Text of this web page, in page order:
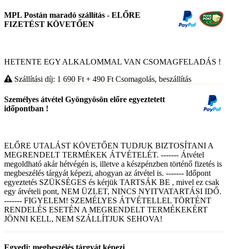
MPL Postán maradó szállítás - ELŐRE
FIZETÉST KÖVETŐEN
HETENTE EGY ALKALOMMAL VAN CSOMAGFELADÁS !
Szállítási díj: 1 690 Ft + 490 Ft Csomagolás, beszállítás
Személyes átvétel Gyöngyösön előre egyeztetett
időpontban !
ELŐRE UTALÁST KÖVETŐEN TUDJUK BIZTOSÍTANI A
MEGRENDELT TERMÉKEK ÁTVÉTELÉT. ------- Átvétel
megoldható akár hétvégén is, illetve a készpénzben történő fizetés is
megbeszélés tárgyát képezi, ahogyan az átvétel is. ------- Időpont
egyeztetés SZÜKSÉGES és kérjük TARTSÁK BE , mivel ez csak
egy átvételi pont, NEM ÜZLET, NINCS NYITVATARTÁSI IDŐ.
------- FIGYELEM! SZEMÉLYES ÁTVÉTELLEL TÖRTÉNT
RENDELÉS ESETÉN A MEGRENDELT TERMÉKEKÉRT
JÖNNI KELL, NEM SZÁLLÍTJUK SEHOVA!